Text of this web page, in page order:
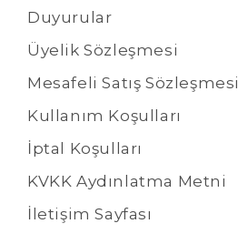
Duyurular
Üyelik Sözleşmesi
Mesafeli Satış Sözleşmesi
Kullanım Koşulları
İptal Koşulları
KVKK Aydınlatma Metni
İletişim Sayfası